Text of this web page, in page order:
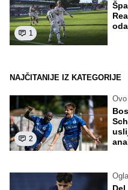
1
NAJČITANIJE IZ KATEGORIJE
2